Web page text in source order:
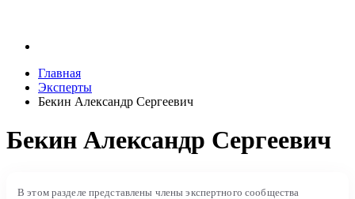
Главная
Эксперты
Бекин Александр Сергеевич
Бекин Александр Сергеевич
В этом разделе представлены члены экспертного сообщества